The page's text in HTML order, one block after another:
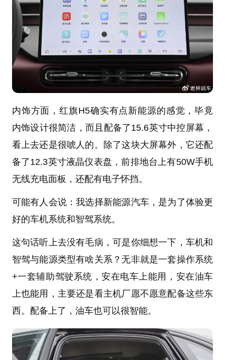
内饰方面，红旗H5确实有点新能源的感觉，毕竟
内饰设计很简洁，而且配备了15.6英寸中控屏幕，
看上去还是很唬人的。除了这块大屏幕外，它还配
备了12.3英寸液晶仪表盘，前排地台上有50W手机
无线充电面板，还配有电子怀挡。
可能有人会说：我选择新能源汽车，是为了体验更
好的车机系统和智驾系统。
这句话听上去没有毛病，可是你细想一下，车机和
智驾与能源类型有啥关系？无非就是一套操作系统
+一套辅助驾驶系统，安在电车上能用，安在油车
上也能用，主要还是看主机厂愿不愿意配备这些东
西。配备上了，油车也可以很智能。